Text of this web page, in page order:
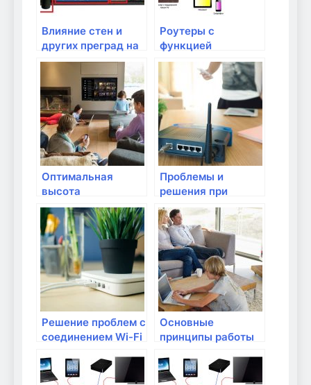
Влияние стен и
других преград на
качество Wi-Fi
сигнала
Роутеры с
функцией
улучшения
сигнала: как они
работают и когда
они нужны?
Оптимальная
высота
размещения
роутера для Wi-Fi
сети
Проблемы и
решения при
установке и
настройке Wi-Fi
сети в доме
Решение проблем с
соединением Wi-Fi
Основные
принципы работы
преимущества